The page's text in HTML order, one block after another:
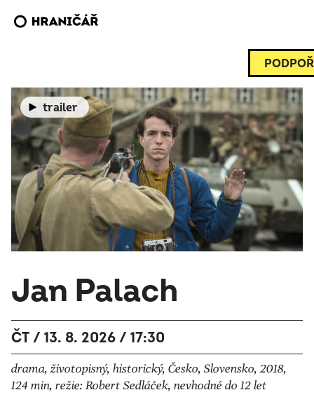
trailer
Jan Palach
ČT / 13. 8. 2026 / 17:30
drama, životopisný, historický, Česko, Slovensko, 2018,
124 min, režie: Robert Sedláček, nevhodné do 12 let